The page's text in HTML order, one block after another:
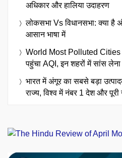
अधिकार और हालिया उदाहरण
लोकसभा Vs विधानसभा: क्या है
आसान भाषा में
World Most Polluted Cities
पहुंचा AQI, इन शहरों में सांस
भारत में अंगूर का सबसे बड़ा
राज्य, विश्व में नंबर 1 देश और पूरी